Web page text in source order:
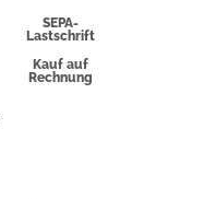
SEPA-
Lastschrift
Kauf auf
Rechnung